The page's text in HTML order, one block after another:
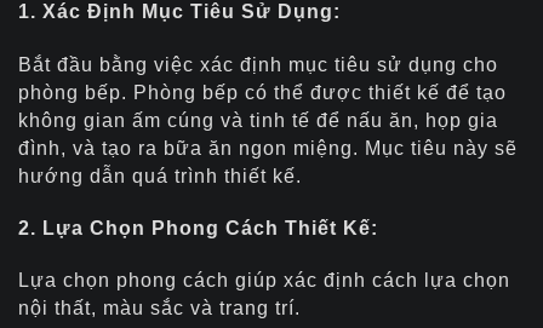
1. Xác Định Mục Tiêu Sử Dụng:
Bắt đầu bằng việc xác định mục tiêu sử dụng cho
phòng bếp. Phòng bếp có thể được thiết kế để tạo
không gian ấm cúng và tinh tế để nấu ăn, họp gia
đình, và tạo ra bữa ăn ngon miệng. Mục tiêu này sẽ
hướng dẫn quá trình thiết kế.
2. Lựa Chọn Phong Cách Thiết Kế:
Lựa chọn phong cách giúp xác định cách lựa chọn
nội thất, màu sắc và trang trí.